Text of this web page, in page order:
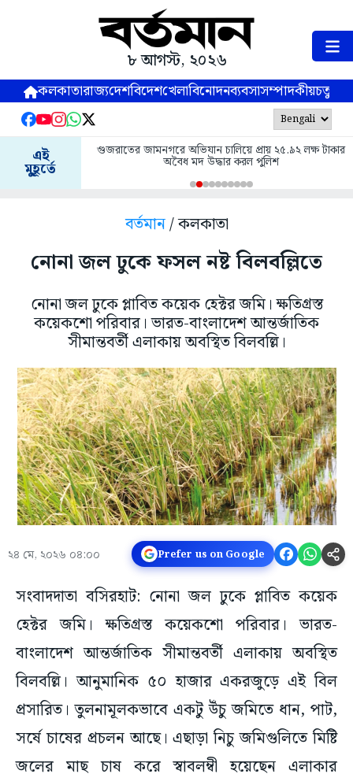
৮ আগস্ট, ২০২৬
কলকাতারাজ্যদেশবিদেশখেলাবিনোদনব্যবসাসম্পাদকীয়
এই
মুহূর্তে
গুজরাতের জামনগরে অভিযান চালিয়ে প্রায় ২৫.৯২ লক্ষ টাকার
অবৈধ মদ উদ্ধার করল পুলিশ
বর্তমান/ কলকাতা
নোনা জল ঢুকে ফসল নষ্ট বিলবল্লিতে
নোনা জল ঢুকে প্লাবিত কয়েক হেক্টর জমি। ক্ষতিগ্রস্ত
কয়েকশো পরিবার। ভারত-বাংলাদেশ আন্তর্জাতিক
সীমান্তবর্তী এলাকায় অবস্থিত বিলবল্লি।
২৪ মে, ২০২৬ ০৪:০০ Prefer us on Google
সংবাদদাতা বসিরহাট: নোনা জল ঢুকে প্লাবিত কয়েক
হেক্টর জমি। ক্ষতিগ্রস্ত কয়েকশো পরিবার। ভারত-
বাংলাদেশ আন্তর্জাতিক সীমান্তবর্তী এলাকায় অবস্থিত
বিলবল্লি। আনুমানিক ৫০ হাজার একরজুড়ে এই বিল
প্রসারিত। তুলনামূলকভাবে একটু উঁচু জমিতে ধান, পাট,
সর্ষে চাষের প্রচলন আছে। এছাড়া নিচু জমিগুলিতে মিষ্টি
জলের মাছ চাষ করে স্বাবলম্বী হয়েছেন এলাকার